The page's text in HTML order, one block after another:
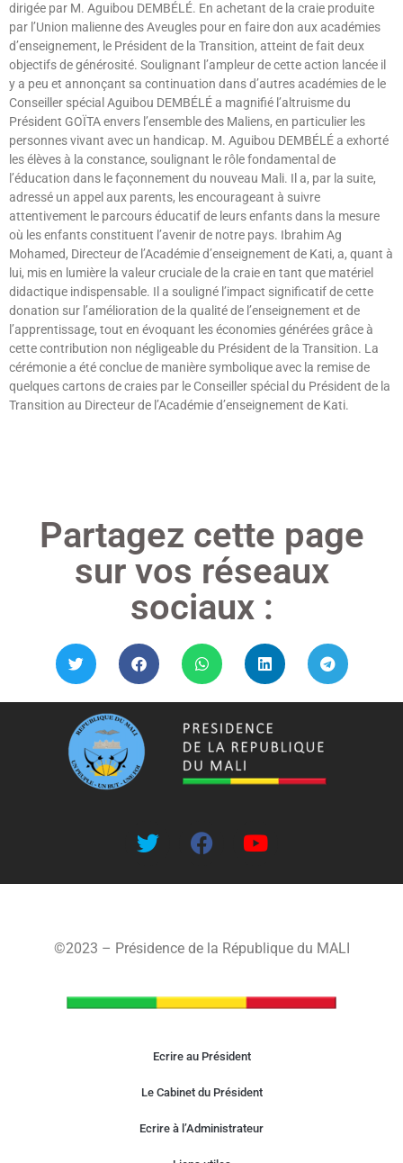
dirigée par M. Aguibou DEMBÉLÉ. En achetant de la craie produite
par l’Union malienne des Aveugles pour en faire don aux académies
d’enseignement, le Président de la Transition, atteint de fait deux
objectifs de générosité. Soulignant l’ampleur de cette action lancée il
y a peu et annonçant sa continuation dans d’autres académies de le
Conseiller spécial Aguibou DEMBÉLÉ a magnifié l’altruisme du
Président GOÏTA envers l’ensemble des Maliens, en particulier les
personnes vivant avec un handicap. M. Aguibou DEMBÉLÉ a exhorté
les élèves à la constance, soulignant le rôle fondamental de
l’éducation dans le façonnement du nouveau Mali. Il a, par la suite,
adressé un appel aux parents, les encourageant à suivre
attentivement le parcours éducatif de leurs enfants dans la mesure
où les enfants constituent l’avenir de notre pays. Ibrahim Ag
Mohamed, Directeur de l’Académie d’enseignement de Kati, a, quant à
lui, mis en lumière la valeur cruciale de la craie en tant que matériel
didactique indispensable. Il a souligné l’impact significatif de cette
donation sur l’amélioration de la qualité de l’enseignement et de
l’apprentissage, tout en évoquant les économies générées grâce à
cette contribution non négligeable du Président de la Transition. La
cérémonie a été conclue de manière symbolique avec la remise de
quelques cartons de craies par le Conseiller spécial du Président de la
Transition au Directeur de l’Académie d’enseignement de Kati.
Partagez cette page
sur vos réseaux
sociaux :
©2023 – Présidence de la République du MALI
Ecrire au Président
Le Cabinet du Président
Ecrire à l’Administrateur